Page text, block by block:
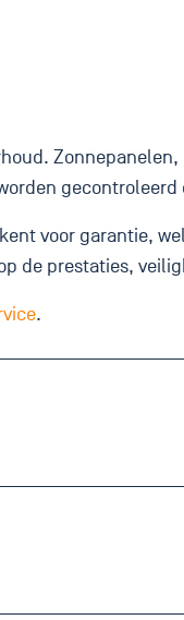
gecontroleerd
voor garantie,
de prestaties,
.